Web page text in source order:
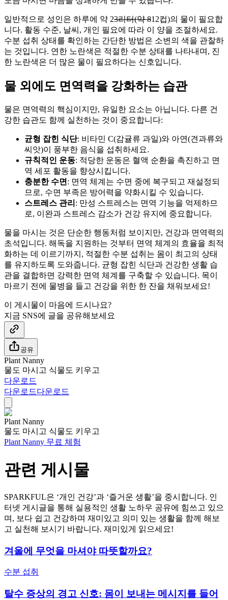
일반적으로 성인은 하루에 약 23리터(약 812컵)의 물이 필요합
니다. 활동 수준, 날씨, 개인 필요에 따라 이 양을 조절하세요.
수분 섭취 상태를 확인하는 간단한 방법은 소변의 색을 관찰하
는 것입니다. 연한 노란색은 적절한 수분 상태를 나타내며, 진
한 노란색은 더 많은 물이 필요하다는 신호입니다.
물 외에도 면역력을 강화하는 습관
물은 면역력의 핵심이지만, 유일한 요소는 아닙니다. 다른 건
강한 습관도 함께 실천하는 것이 중요합니다:
균형 잡힌 식단: 비타민 C(감귤류 과일)와 아연(견과류와
씨앗)이 풍부한 음식을 섭취하세요.
규칙적인 운동: 적당한 운동은 혈액 순환을 촉진하고 면
역 세포 활동을 향상시킵니다.
충분한 수면 : 면역 체계는 수면 중에 복구되고 재설정되
므로, 수면 부족은 방어력을 약화시킬 수 있습니다.
스트레스 관리 : 만성 스트레스는 면역 기능을 억제하므
로, 이완과 스트레스 감소가 건강 유지에 중요합니다.
물을 마시는 것은 단순한 행동처럼 보이지만, 건강과 면역력의
초석입니다. 해독을 지원하는 것부터 면역 체계의 효율을 최적
화하는 데 이르기까지, 적절한 수분 섭취는 몸이 최고의 상태
를 유지하도록 도와줍니다. 균형 잡힌 식단과 건강한 생활 습
관을 결합하면 강력한 면역 체계를 구축할 수 있습니다. 목이
마르기 전에 물병을 들고 건강을 위한 한 잔을 채워보세요!
이 게시물이 마음에 드시나요?
지금 SNS에 글을 공유해보세요
공유
Plant Nanny
물도 마시고 식물도 키우고
다운로드
다운로드다운로드
Plant Nanny
물도 마시고 식물도 키우고
Plant Nanny 무료 체험
관련 게시물
SPARKFUL은 ‘개인 건강’과 ‘즐거운 생활’을 중시합니다. 인
터넷 게시글을 통해 실용적인 생활 노하우 공유에 힘쓰고 있으
며, 보다 쉽고 건강하며 재미있고 의미 있는 생활을 함께 해보
고 실천해 보시기 바랍니다. 재미있게 읽으세요!
겨울에 무엇을 마셔야 따뜻할까요?
수분 섭취
탈수 증상의 경고 신호: 몸이 보내는 메시지를 들어